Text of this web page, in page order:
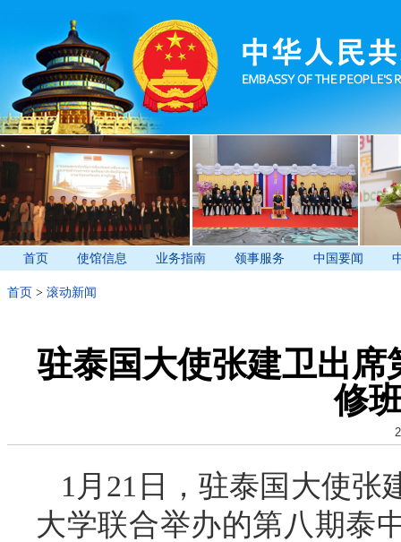
首页 使馆信息 业务指南 领事服务 中国要闻
首页 > 滚动新闻
驻泰国大使张建卫出
修
1月21日，驻泰国大使张
大学联合举办的第八期泰